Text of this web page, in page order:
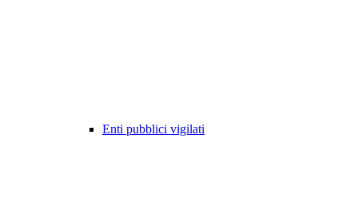
Enti pubblici vigilati